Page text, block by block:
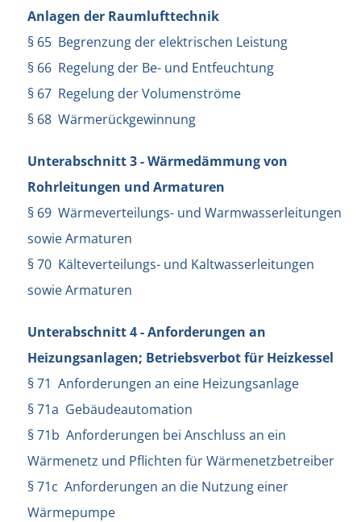
Anlagen der Raumlufttechnik
§ 65 Begrenzung der elektrischen Leistung
§ 66 Regelung der Be- und Entfeuchtung
§ 67 Regelung der Volumenströme
§ 68 Wärmerückgewinnung
Unterabschnitt 3 - Wärmedämmung von
Rohrleitungen und Armaturen
§ 69 Wärmeverteilungs- und Warmwasserleitungen
sowie Armaturen
§ 70 Kälteverteilungs- und Kaltwasserleitungen
sowie Armaturen
Unterabschnitt 4 - Anforderungen an
Heizungsanlagen; Betriebsverbot für Heizkessel
§ 71 Anforderungen an eine Heizungsanlage
§ 71a Gebäudeautomation
§ 71b Anforderungen bei Anschluss an ein
Wärmenetz und Pflichten für Wärmenetzbetreiber
§ 71c Anforderungen an die Nutzung einer
Wärmepumpe